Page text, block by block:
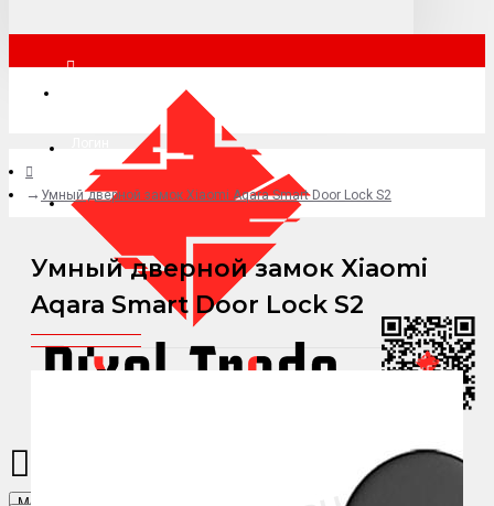
+7 (495) 015-41-41
Умный дверной замок Xiaomi Aqara Smart Door Lock S2
Умный дверной замок Xiaomi
Aqara Smart Door Lock S2